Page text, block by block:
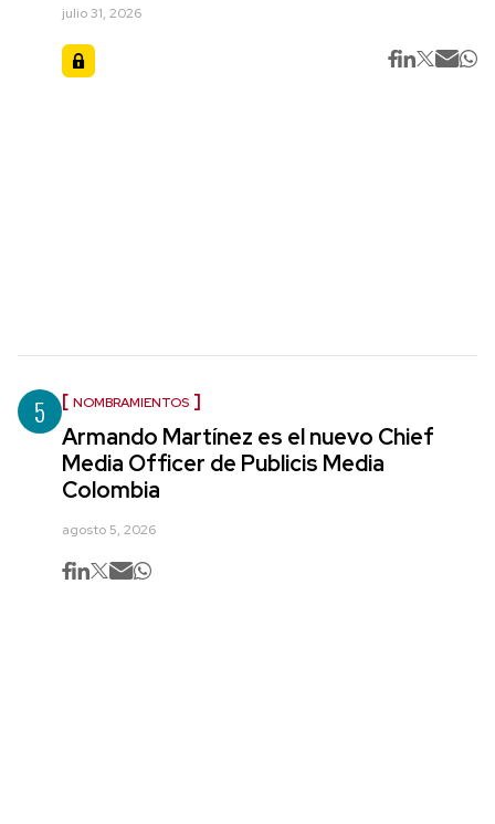
julio 31, 2026
5 NOMBRAMIENTOS
Armando Martínez es el nuevo Chief
Media Officer de Publicis Media
Colombia
agosto 5, 2026